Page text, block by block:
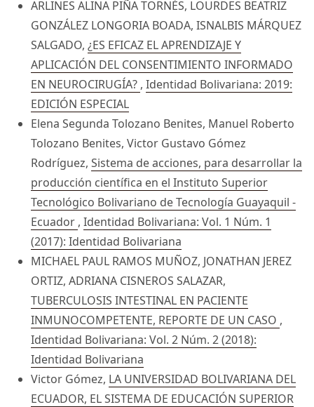
ARLINES ALINA PIÑA TORNÉS, LOURDES BEATRIZ
GONZÁLEZ LONGORIA BOADA, ISNALBIS MÁRQUEZ
SALGADO, ¿ES EFICAZ EL APRENDIZAJE Y
APLICACIÓN DEL CONSENTIMIENTO INFORMADO
EN NEUROCIRUGÍA? , Identidad Bolivariana: 2019:
EDICIÓN ESPECIAL
Elena Segunda Tolozano Benites, Manuel Roberto
Tolozano Benites, Victor Gustavo Gómez
Rodríguez, Sistema de acciones, para desarrollar la
producción científica en el Instituto Superior
Tecnológico Bolivariano de Tecnología Guayaquil -
Ecuador , Identidad Bolivariana: Vol. 1 Núm. 1
(2017): Identidad Bolivariana
MICHAEL PAUL RAMOS MUÑOZ, JONATHAN JEREZ
ORTIZ, ADRIANA CISNEROS SALAZAR,
TUBERCULOSIS INTESTINAL EN PACIENTE
INMUNOCOMPETENTE, REPORTE DE UN CASO ,
Identidad Bolivariana: Vol. 2 Núm. 2 (2018):
Identidad Bolivariana
Victor Gómez, LA UNIVERSIDAD BOLIVARIANA DEL
ECUADOR, EL SISTEMA DE EDUCACIÓN SUPERIOR